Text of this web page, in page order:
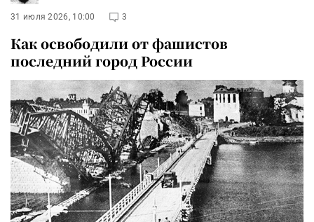
31 июля 2026, 10:00 3
Как освободили от фашистов
последний город России